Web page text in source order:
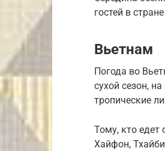
гостей в
Вьетнам
Погода во
сухой сезон,
тропические
Тому, кто едет
Хайфон,